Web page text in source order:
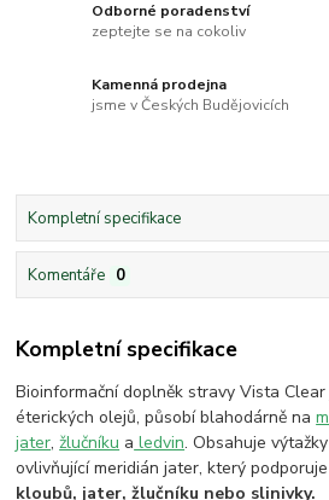
Odborné poradenství
zeptejte se na cokoliv
Kamenná prodejna
jsme v Českých Budějovicích
Kompletní specifikace
Komentáře 0
Kompletní specifikace
Bioinformační doplněk stravy Vista
éterických olejů, působí blahodárně na
jater,žlučníku a ledvin. Obsahuje
ovlivňující meridián jater, který podporuje
kloubů, jater, žlučníku nebo slinivky.